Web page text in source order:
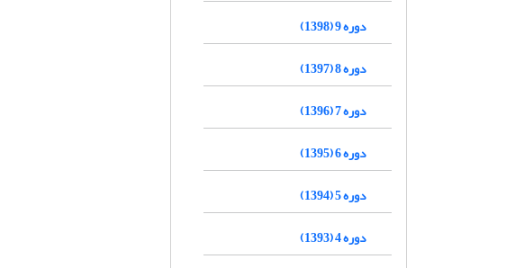
دوره 9 (1398)
دوره 8 (1397)
دوره 7 (1396)
دوره 6 (1395)
دوره 5 (1394)
دوره 4 (1393)